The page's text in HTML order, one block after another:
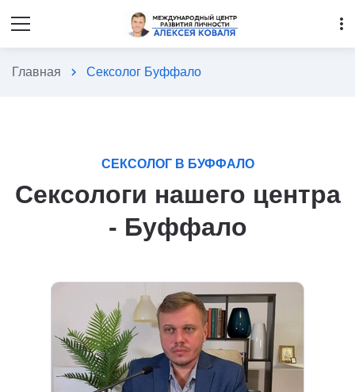
more_vert
Главная chevron_right Сексолог Буффало
СЕКСОЛОГ В БУФФАЛО
Сексологи нашего центра
- Буффало